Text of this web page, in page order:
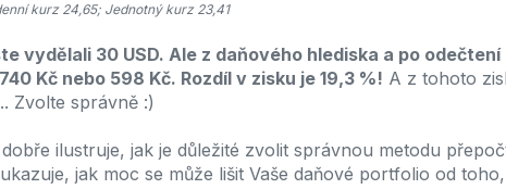
kurz 24,65; Jednotný kurz 23,41
vydělali 30 USD. Ale z daňového hlediska a po
Kč nebo 598 Kč. Rozdíl v zisku je 19,3 %! A z tohoto
Zvolte správně :)
ilustruje, jak je důležité zvolit správnou metodu
jak moc se může lišit Vaše daňové portfolio od